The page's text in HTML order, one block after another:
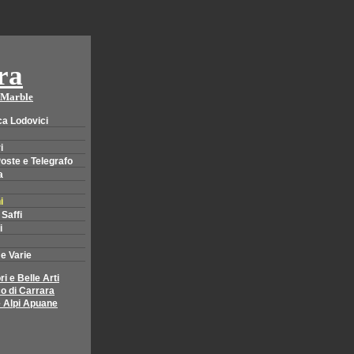
Lodovici
e Telegrafo
Varie
e Belle Arti
di Carrara
Alpi Apuane